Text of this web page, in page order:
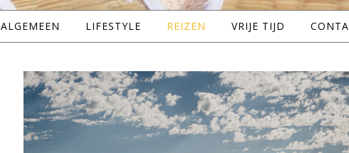
ALGEMEEN LIFESTYLE REIZEN VRIJE TIJD